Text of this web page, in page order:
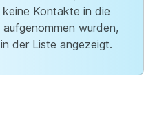
keine Kontakte in die
wurden,
der Liste angezeigt.